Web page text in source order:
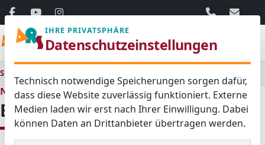
06103 / 30
Startseite
Neues aus dem Schulleben
Bläserfahrt nach Rüdesheim
IHRE PRIVATSPHÄRE
Datenschutzeinstellungen
Technisch notwendige Speicherungen sorgen dafür,
dass diese Website zuverlässig funktioniert. Externe
Medien laden wir erst nach Ihrer Einwilligung. Dabei
können Daten an Drittanbieter übertragen werden.